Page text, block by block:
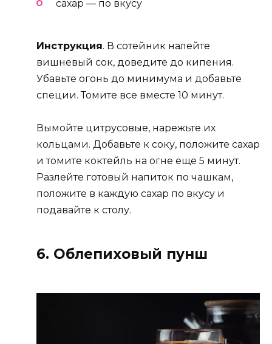
сахар — по вкусу
Инструкция. В сотейник налейте
вишневый сок, доведите до кипения.
Убавьте огонь до минимума и добавьте
специи. Томите все вместе 10 минут.
Вымойте цитрусовые, нарежьте их
кольцами. Добавьте к соку, положите сахар
и томите коктейль на огне еще 5 минут.
Разлейте готовый напиток по чашкам,
положите в каждую сахар по вкусу и
подавайте к столу.
6. Облепиховый пунш